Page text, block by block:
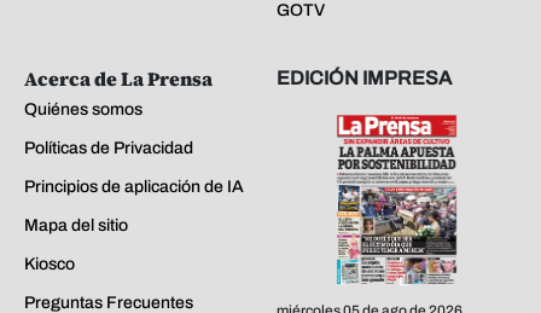
GOTV
Acerca de La Prensa
Quiénes somos
Políticas de Privacidad
Principios de aplicación de IA
Mapa del sitio
Kiosco
Preguntas Frecuentes
EDICIÓN IMPRESA